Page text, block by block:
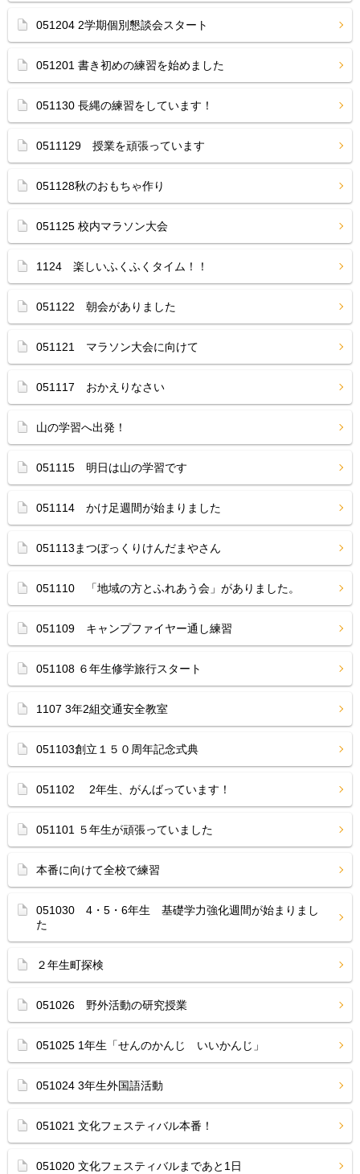
051204 2学期個別懇談会スタート
051201 書き初めの練習を始めました
051130 長縄の練習をしています！
0511129 授業を頑張っています
051128秋のおもちゃ作り
051125 校内マラソン大会
1124 楽しいふくふくタイム！！
051122 朝会がありました
051121 マラソン大会に向けて
051117 おかえりなさい
山の学習へ出発！
051115 明日は山の学習です
051114 かけ足週間が始まりました
051113まつぼっくりけんだまやさん
051110 「地域の方とふれあう会」がありました。
051109 キャンプファイヤー通し練習
051108 ６年生修学旅行スタート
1107 3年2組交通安全教室
051103創立１５０周年記念式典
051102 2年生、がんばっています！
051101 ５年生が頑張っていました
本番に向けて全校で練習
051030 4・5・6年生 基礎学力強化週間が始まりまし
た
２年生町探検
051026 野外活動の研究授業
051025 1年生「せんのかんじ いいかんじ」
051024 3年生外国語活動
051021 文化フェスティバル本番！
051020 文化フェスティバルまであと1日